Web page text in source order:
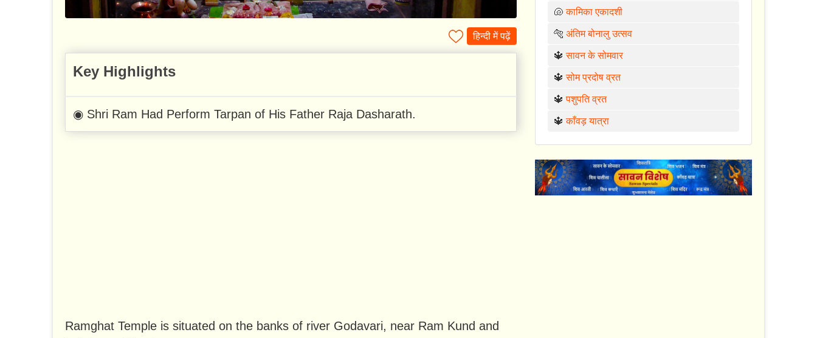
हिन्दी में पढ़ें
Key Highlights
◉ Shri Ram Had Perform Tarpan of His Father Raja Dasharath.
Ramghat Temple is situated on the banks of river Godavari, near Ram Kund and
🐚कामिका एकादशी
🐅अंतिम बोनालु उत्सव
🔱सावन के सोमवार
🔱सोम प्रदोष व्रत
🔱पशुपति व्रत
🔱काँवड़ यात्रा